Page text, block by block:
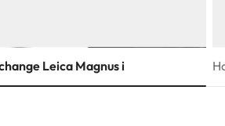
Leica Magnus i